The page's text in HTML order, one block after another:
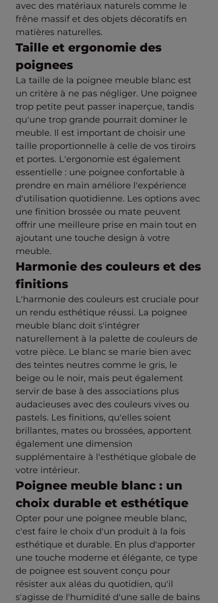
avec des matériaux naturels comme le
frêne massif et des objets décoratifs en
matières naturelles.
Taille et ergonomie des
poignees
La taille de la poignee meuble blanc est
un critère à ne pas négliger. Une poignee
trop petite peut passer inaperçue, tandis
qu'une trop grande pourrait dominer le
meuble. Il est important de choisir une
taille proportionnelle à celle de vos tiroirs
et portes. L'ergonomie est également
essentielle : une poignee confortable à
prendre en main améliore l'expérience
d'utilisation quotidienne. Les options avec
une finition brossée ou mate peuvent
offrir une meilleure prise en main tout en
ajoutant une touche design à votre
meuble.
Harmonie des couleurs et des
finitions
L'harmonie des couleurs est cruciale pour
un rendu esthétique réussi. La poignee
meuble blanc doit s'intégrer
naturellement à la palette de couleurs de
votre pièce. Le blanc se marie bien avec
des teintes neutres comme le gris, le
beige ou le noir, mais peut également
servir de base à des associations plus
audacieuses avec des couleurs vives ou
pastels. Les finitions, qu'elles soient
brillantes, mates ou brossées, apportent
également une dimension
supplémentaire à l'esthétique globale de
votre intérieur.
Poignee meuble blanc : un
choix durable et esthétique
Opter pour une poignee meuble blanc,
c'est faire le choix d'un produit à la fois
esthétique et durable. En plus d'apporter
une touche moderne et élégante, ce type
de poignee est souvent conçu pour
résister aux aléas du quotidien, qu'il
s'agisse de l'humidité d'une salle de bains